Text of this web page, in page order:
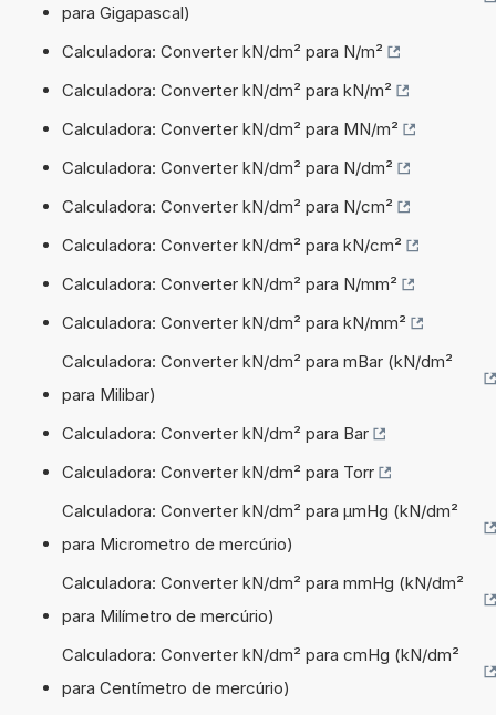
para Gigapascal)
Calculadora: Converter kN/dm² para N/m²
Calculadora: Converter kN/dm² para kN/m²
Calculadora: Converter kN/dm² para MN/m²
Calculadora: Converter kN/dm² para N/dm²
Calculadora: Converter kN/dm² para N/cm²
Calculadora: Converter kN/dm² para kN/cm²
Calculadora: Converter kN/dm² para N/mm²
Calculadora: Converter kN/dm² para kN/mm²
Calculadora: Converter kN/dm² para mBar (kN/dm²
para Milibar)
Calculadora: Converter kN/dm² para Bar
Calculadora: Converter kN/dm² para Torr
Calculadora: Converter kN/dm² para µmHg (kN/dm²
para Micrometro de mercúrio)
Calculadora: Converter kN/dm² para mmHg (kN/dm²
para Milímetro de mercúrio)
Calculadora: Converter kN/dm² para cmHg (kN/dm²
para Centímetro de mercúrio)